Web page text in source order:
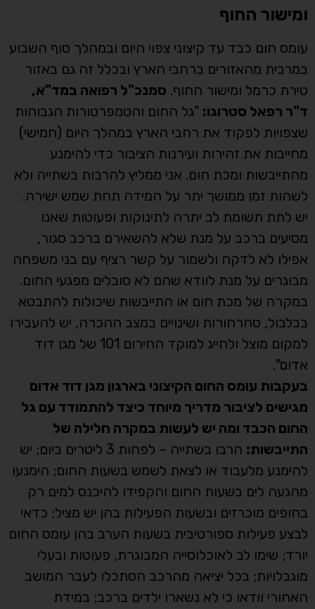
ומישור החוף
עומס חום כבד עד קיצוני צפוי היום ובמהלך סוף השבוע
במרבית מהאזורים ברחבי הארץ ובכלל זה גם באזור
טירת כרמל ומישור החוף. סמנכ"ל רפואה במד"א,
ד"ר רפאל סטרוגו: "גל החום והטמפרטורות הגבוהות
שצפויות לפקוד את רחבי הארץ במהלך היום (חמישי)
מחייבות את זהירות ועירנות הציבור כדי להימנע
מהתייבשות ומכת חום. אני ממליץ להרבות בשתייה ולא
לשהות זמן ממושך יתר על המידה תחת שמש ישירה.
יש לתת תשומת לב יתרה לתינוקות ופעוטות שאנו
מסיעים ברכב על מנת שלא להשאירם ברכב סגור,
אפילו לא לדקה ולשמור על קשר רציף עם בני משפחה
מבוגרים על מנת לוודא שהם לא סובלים מפגעי החום.
במקרה של מכת חום או התייבשות שיכולות להתבטא
בבלבול, סחרחורות ושינויים במצב ההכרה, יש להעבירו
למקום מוצל ולחייג למוקד החירום 101 של מגן דוד
אדום".
בעקבות עומס החום הקיצוני בארגון מגן דוד אדום
מגישים לציבור מדריך מיוחד כיצד להתמודד עם גל
החום הכבד ומה יש לעשות במקרה חלילה של
התייבשות:
הרבו בשתייה – לפחות 3 ליטרים ביום; יש
להימנע מלעבוד או לצאת לשמש בשעות החום; הימנעו
מהגעה לים בשעות החום והקפידו להיכנס למים רק
בחופים מוכרזים ובשעות הפעילות בהן יש מציל; כדאי
לבצע פעילות ספורטיבית בשעות הערב בהן עומס החום
יורד; שימו לב לאוכלוסייה המבוגרת, פעוטות ובעלי
מוגבלויות;️ בכל יציאה מהרכב הסתכלו לעבר המושב
האחורי וודאו כי לא נשארו ילדים ברכב; במידת